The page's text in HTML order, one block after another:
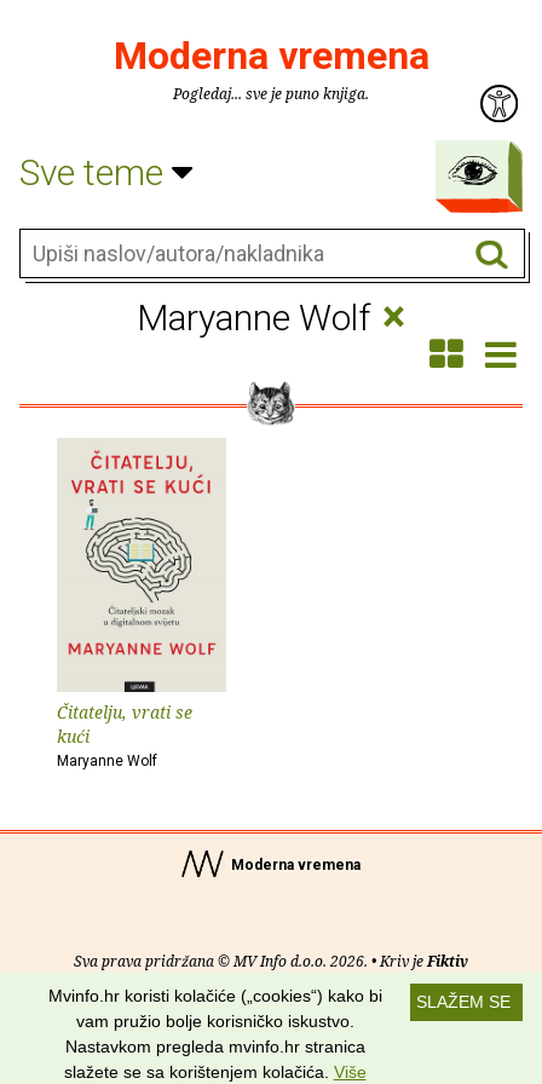
Moderna vremena
Pogledaj... sve je puno knjiga.
Sve teme
Maryanne Wolf ×
Čitatelju, vrati se
kući
Maryanne Wolf
Moderna vremena
Sva prava pridržana © MV Info d.o.o. 2026. • Kriv jeFiktiv
Uvjeti korištenja RSS kanali
Potraži nas na:
SLAŽEM SE
Mvinfo.hr koristi kolačiće („cookies“) kako bi
vam pružio bolje korisničko iskustvo.
Nastavkom pregleda mvinfo.hr stranica
slažete se sa korištenjem kolačića. Više